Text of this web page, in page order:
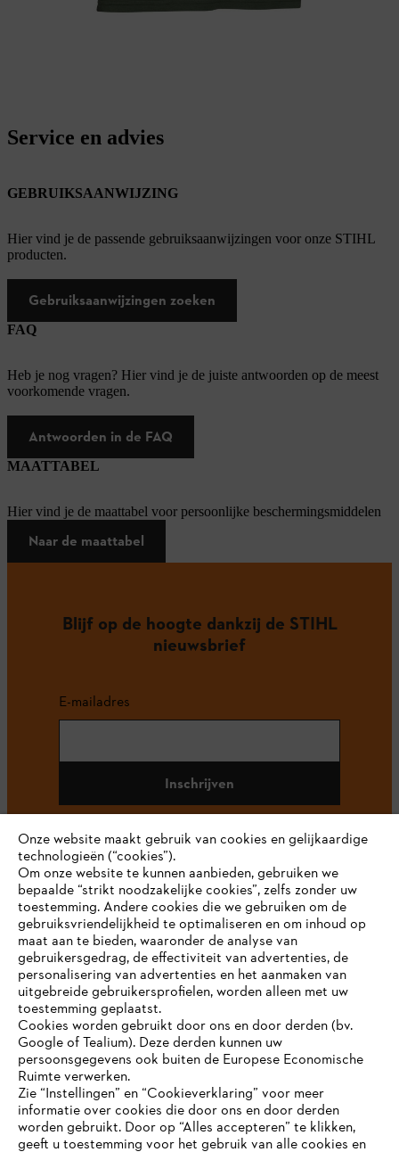
Service en advies
GEBRUIKSAANWIJZING
Hier vind je de passende gebruiksaanwijzingen voor onze STIHL
producten.
Gebruiksaanwijzingen zoeken
FAQ
Heb je nog vragen? Hier vind je de juiste antwoorden op de meest
voorkomende vragen.
Antwoorden in de FAQ
MAATTABEL
Hier vind je de maattabel voor persoonlijke beschermingsmiddelen
Naar de maattabel
Blijf op de hoogte dankzij de STIHL
nieuwsbrief
E-mailadres
Inschrijven
#STIHL
Bedrijf
STIHL FAQ
JE BROWSER WORDT NIET
ONDERSTEUND
Onze website maakt gebruik van cookies en gelijkaardige
technologieën (“cookies”).
Om onze website te kunnen aanbieden, gebruiken we
bepaalde “strikt noodzakelijke cookies”, zelfs zonder uw
toestemming. Andere cookies die we gebruiken om de
gebruiksvriendelijkheid te optimaliseren en om inhoud op
maat aan te bieden, waaronder de analyse van
gebruikersgedrag, de effectiviteit van advertenties, de
personalisering van advertenties en het aanmaken van
uitgebreide gebruikersprofielen, worden alleen met uw
toestemming geplaatst.
Cookies worden gebruikt door ons en door derden (bv.
Google of Tealium). Deze derden kunnen uw
persoonsgegevens ook buiten de Europese Economische
Ruimte verwerken.
Zie “Instellingen” en “Cookieverklaring” voor meer
informatie over cookies die door ons en door derden
worden gebruikt. Door op “Alles accepteren” te klikken,
geeft u toestemming voor het gebruik van alle cookies en